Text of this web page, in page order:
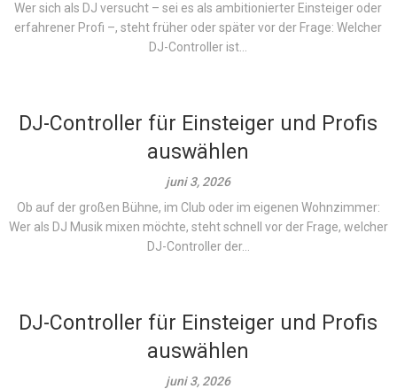
Wer sich als DJ versucht – sei es als ambitionierter Einsteiger oder
erfahrener Profi –, steht früher oder später vor der Frage: Welcher
DJ-Controller ist...
DJ-Controller für Einsteiger und Profis
auswählen
juni 3, 2026
Ob auf der großen Bühne, im Club oder im eigenen Wohnzimmer:
Wer als DJ Musik mixen möchte, steht schnell vor der Frage, welcher
DJ-Controller der...
DJ-Controller für Einsteiger und Profis
auswählen
juni 3, 2026